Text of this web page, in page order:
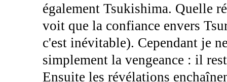
également Tsukishima. Quelle
voit que la confiance envers
c'est inévitable). Cependant je
simplement la vengeance : il
Ensuite les révélations